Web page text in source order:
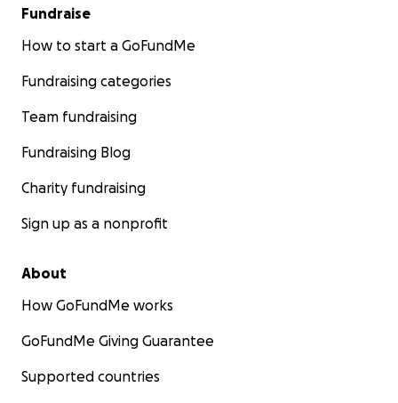
Fundraise
How to start a GoFundMe
Fundraising categories
Team fundraising
Fundraising Blog
Charity fundraising
Sign up as a nonprofit
About
How GoFundMe works
GoFundMe Giving Guarantee
Supported countries